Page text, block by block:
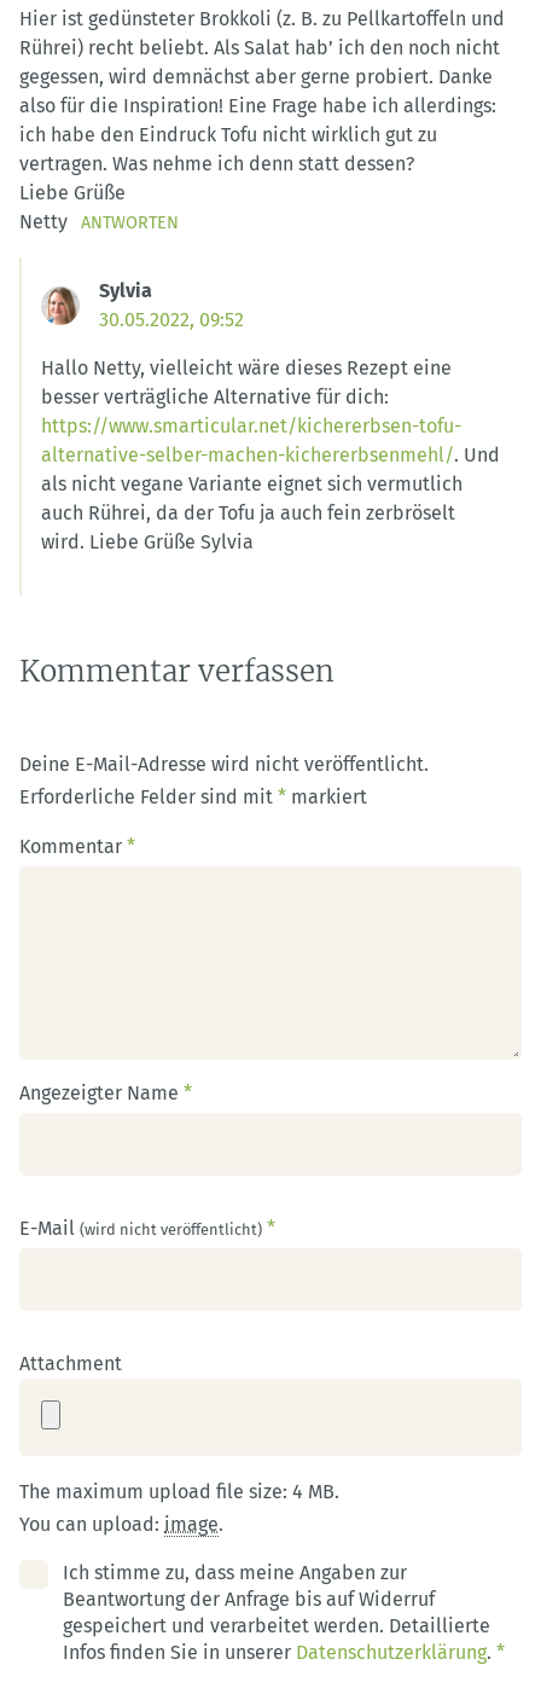
Hier ist gedünsteter Brokkoli (z. B. zu Pellkartoffeln und
Rührei) recht beliebt. Als Salat hab’ ich den noch nicht
gegessen, wird demnächst aber gerne probiert. Danke
also für die Inspiration! Eine Frage habe ich allerdings:
ich habe den Eindruck Tofu nicht wirklich gut zu
vertragen. Was nehme ich denn statt dessen?
Liebe Grüße
Netty
ANTWORTEN
Sylvia
30.05.2022, 09:52
Hallo Netty, vielleicht wäre dieses Rezept eine
besser verträgliche Alternative für dich:
https://www.smarticular.net/kichererbsen-tofu-
alternative-selber-machen-kichererbsenmehl/. Und
als nicht vegane Variante eignet sich vermutlich
auch Rührei, da der Tofu ja auch fein zerbröselt
wird. Liebe Grüße Sylvia
Kommentar verfassen
Deine E-Mail-Adresse wird nicht veröffentlicht.
Erforderliche Felder sind mit * markiert
Kommentar *
Angezeigter Name *
E-Mail (wird nicht veröffentlicht) *
Ich stimme zu, dass meine Angaben zur
Beantwortung der Anfrage bis auf Widerruf
gespeichert und verarbeitet werden. Detaillierte
Infos finden Sie in unserer Datenschutzerklärung. *
Attachment
The maximum upload file size: 4 MB.
You can upload: image.